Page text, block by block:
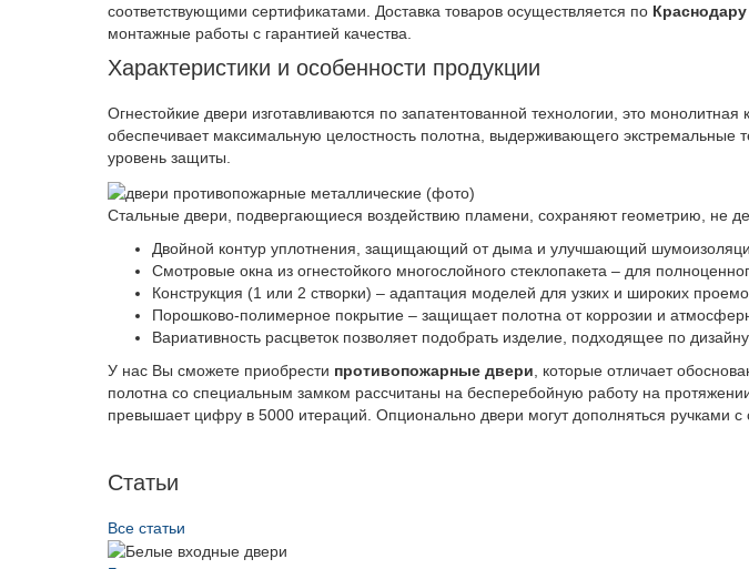
соответствующими сертификатами. Доставка товаров осуществляется по Краснодару
монтажные работы с гарантией качества.
Характеристики и особенности продукции
Огнестойкие двери изготавливаются по запатентованной технологии, это
обеспечивает максимальную целостность полотна, выдерживающего
уровень защиты.
Стальные двери, подвергающиеся воздействию пламени, сохраняют геометрию, не
Двойной контур уплотнения, защищающий от дыма и улучшающий
Смотровые окна из огнестойкого многослойного стеклопакета – для
Конструкция (1 или 2 створки) – адаптация моделей для узких и широких
Порошково-полимерное покрытие – защищает полотна от коррозии и
Вариативность расцветок позволяет подобрать изделие, подходящее по дизайну
У нас Вы сможете приобрести противопожарные двери , которые отличает
полотна со специальным замком рассчитаны на бесперебойную работу на
превышает цифру в 5000 итераций. Опционально двери могут дополняться ручками
Статьи
Все статьи